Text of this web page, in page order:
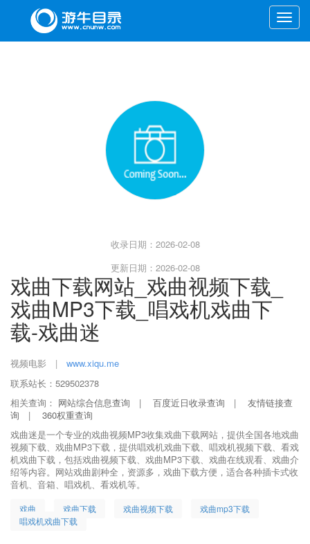
Toggle
收录日期：2026-02-08
更新日期：2026-02-08
戏曲下载网站_戏曲视频下载_
戏曲MP3下载_唱戏机戏曲下
载-戏曲迷
视频电影 |
www.xiqu.me
联系站长：529502378
相关查询： 网站综合信息查询 | 百度近日收录查询 | 友情链接查
询 | 360权重查询
戏曲迷是一个专业的戏曲视频MP3收集戏曲下载网站，提供全国各地戏曲
视频下载、戏曲MP3下载，提供唱戏机戏曲下载、唱戏机视频下载、看戏
机戏曲下载，包括戏曲视频下载、戏曲MP3下载、戏曲在线观看、戏曲介
绍等内容。网站戏曲剧种全，资源多，戏曲下载方便，适合各种插卡式收
音机、音箱、唱戏机、看戏机等。
戏曲 戏曲下载 戏曲视频下载
戏曲mp3下载
唱戏机戏曲下载